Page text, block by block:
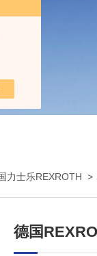
力士乐REXROTH >
德国